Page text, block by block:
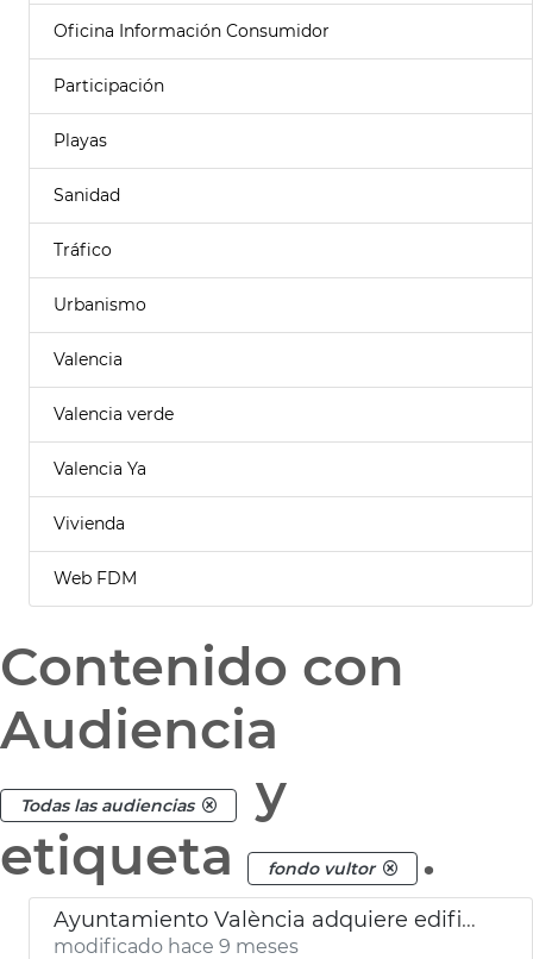
Oficina Información Consumidor
Participación
Playas
Sanidad
Tráfico
Urbanismo
Valencia
Valencia verde
Valencia Ya
Vivienda
Web FDM
Contenido con
Audiencia
Todas las audiencias
y
etiqueta
fondo vultor .
Ayuntamiento València adquiere edificio La Torre vivienda social
modificado hace 9 meses